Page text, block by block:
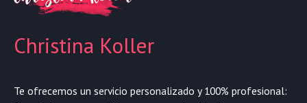
Christina Koller
Te ofrecemos un servicio personalizado y 100% profesional: